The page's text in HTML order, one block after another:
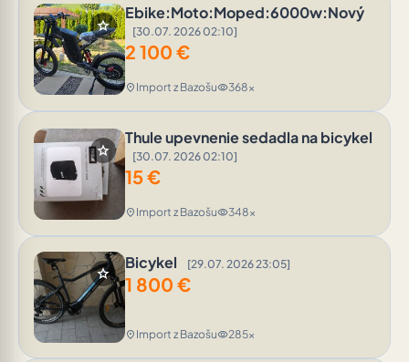
star
Ebike:Moto:Moped:6000w:Nový
[30.07. 2026 02:10]
2 100 €
location_on Import z Bazošuvisibility368x
star
Thule upevnenie sedadla na bicykel
[30.07. 2026 02:10]
15€
location_on Import z Bazošuvisibility348x
star
Bicykel [29.07. 2026 23:05]
1 800 €
location_on Import z Bazošuvisibility285x